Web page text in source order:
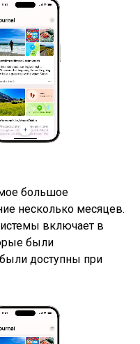
большое
несколько месяцев.
включает в
были
доступны при